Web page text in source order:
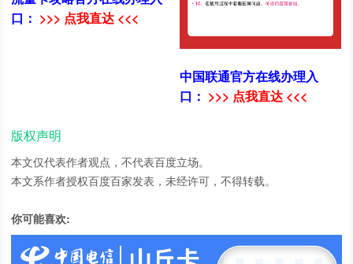
口： >>> 点我直达 <<<
中国联通官方在线办理入
口： >>> 点我直达 <<<
版权声明
本文仅代表作者观点，不代表百度立场。
本文系作者授权百度百家发表，未经许可，不得转载。
你可能喜欢: